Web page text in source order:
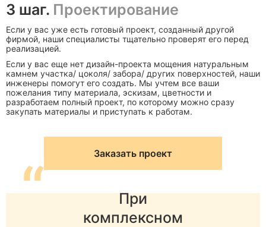
3 шаг. Проектирование
Если у вас уже есть готовый проект, созданный другой
фирмой, наши специалисты тщательно проверят его перед
реализацией.
Если у вас еще нет дизайн-проекта мощения натуральным
камнем участка/ цоколя/ забора/ других поверхностей, наши
инженеры помогут его создать. Мы учтем все ваши
пожелания типу материала, эскизам, цветности и
разработаем полный проект, по которому можно сразу
закупать материалы и приступать к работам.
Заказать проект
“
При
комплексном